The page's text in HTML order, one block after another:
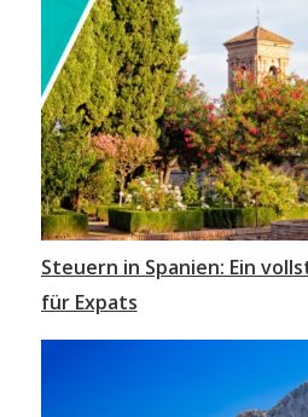
Steuern in Spanien: Ein
für Expats